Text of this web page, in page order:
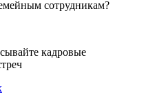
сотрудникам?
кадровые